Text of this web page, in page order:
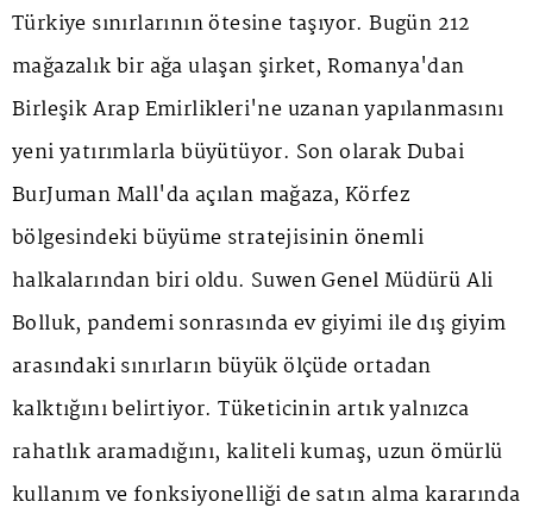
Türkiye sınırlarının ötesine taşıyor. Bugün 212
mağazalık bir ağa ulaşan şirket, Romanya'dan
Birleşik Arap Emirlikleri'ne uzanan yapılanmasını
yeni yatırımlarla büyütüyor. Son olarak Dubai
BurJuman Mall'da açılan mağaza, Körfez
bölgesindeki büyüme stratejisinin önemli
halkalarından biri oldu. Suwen Genel Müdürü Ali
Bolluk, pandemi sonrasında ev giyimi ile dış giyim
arasındaki sınırların büyük ölçüde ortadan
kalktığını belirtiyor. Tüketicinin artık yalnızca
rahatlık aramadığını, kaliteli kumaş, uzun ömürlü
kullanım ve fonksiyonelliği de satın alma kararında